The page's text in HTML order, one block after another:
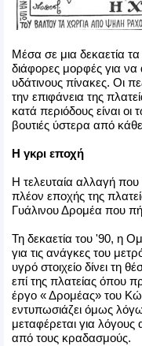
Μέσα σε μια δεκαετία
διάφορες μορφές για να
υδάτινους πίνακες. Οι
την επιφάνεια της
κατά περιόδους είναι
βουτιές ύστερα από
Η γκρι εποχή
Η τελευταία αλλαγή που
πλέον εποχής της
Γυάλινου Δρομέα που
Τη δεκαετία του '90, η
για τις ανάγκες του
υγρό στοιχείο δίνει τη
επί της πλατείας όπου
έργο « Δρομέας» του
εντυπωσιάζει όμως
μεταφέρεται για λόγους
από τους κραδασμούς.